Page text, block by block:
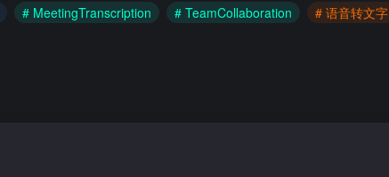
# MeetingTranscription # TeamCollaboration # 语音转文字